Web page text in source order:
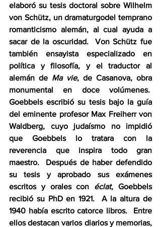
elaboró su tesis doctoral sobre Wilhelm
von Schütz, un dramaturgodel temprano
romanticismo alemán, al cual ayuda a
sacar de la oscuridad.  Von Schütz fue
también ensayista especializado en
política y filosofía, y el traductor al
alemán de Ma vie, de Casanova, obra
monumental en doce volúmenes.
Goebbels escribió su tesis bajo la guía
del eminente profesor Max Freiherr von
Waldberg, cuyo judaísmo no impidió
que Goebbels lo tratara con la
reverencia que inspira todo gran
maestro.  Después de haber defendido
su tesis y aprobado sus exámenes
escritos y orales con éclat, Goebbels
recibió su PhD en 1921.  A la altura de
1940 había escrito catorce libros.  Entre
ellos destacan varios diarios y memorias,